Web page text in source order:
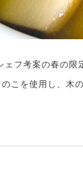
フ考案の春の限
こを使用し、木